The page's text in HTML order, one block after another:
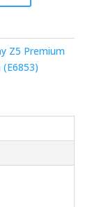
Z5 Premium